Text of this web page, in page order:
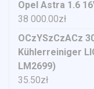
Opel Astra 1.6
38 000.00zł
OCzYSzCzACz
Kühlerreiniger
LM2699)
35.50zł